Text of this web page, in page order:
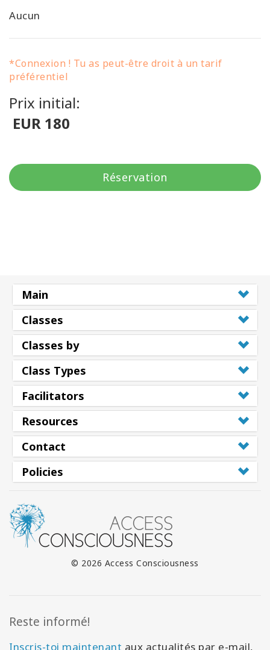
Aucun
*Connexion ! Tu as peut-être droit à un tarif
préférentiel
Prix initial:
EUR 180
Réservation
Main
Classes
Classes by
Class Types
Facilitators
Resources
Contact
Policies
© 2026 Access Consciousness
Reste informé!
Inscris-toi maintenant aux actualités par e-mail,